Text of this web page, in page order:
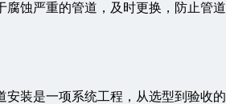
腐蚀严重的管道，及时更换，防止管道
安装是一项系统工程，从选型到验收的